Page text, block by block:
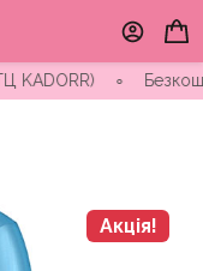
∘ Безкоштовна
Акція!